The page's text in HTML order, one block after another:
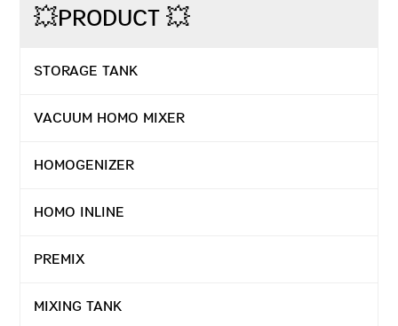
💥PRODUCT 💥
STORAGE TANK
VACUUM HOMO MIXER
HOMOGENIZER
HOMO INLINE
PREMIX
MIXING TANK